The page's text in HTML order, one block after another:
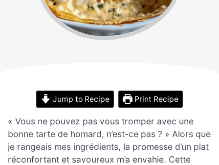
Jump to Recipe Print Recipe
« Vous ne pouvez pas vous tromper avec une
bonne tarte de homard, n’est-ce pas ? » Alors que
je rangeais mes ingrédients, la promesse d’un plat
réconfortant et savoureux m’a envahie. Cette